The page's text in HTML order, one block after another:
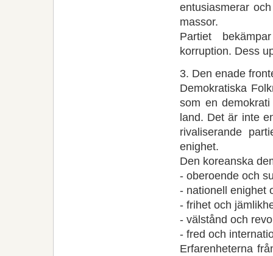
entusiasmerar
massor.
Partiet
korruption. Dess
3. Den enade
Demokratiska
som en
land. Det är inte
rivaliserande
enighet.
Den koreanska
- oberoende och
- nationell enighet
- frihet och
- välstånd och
- fred och
Erfarenheterna